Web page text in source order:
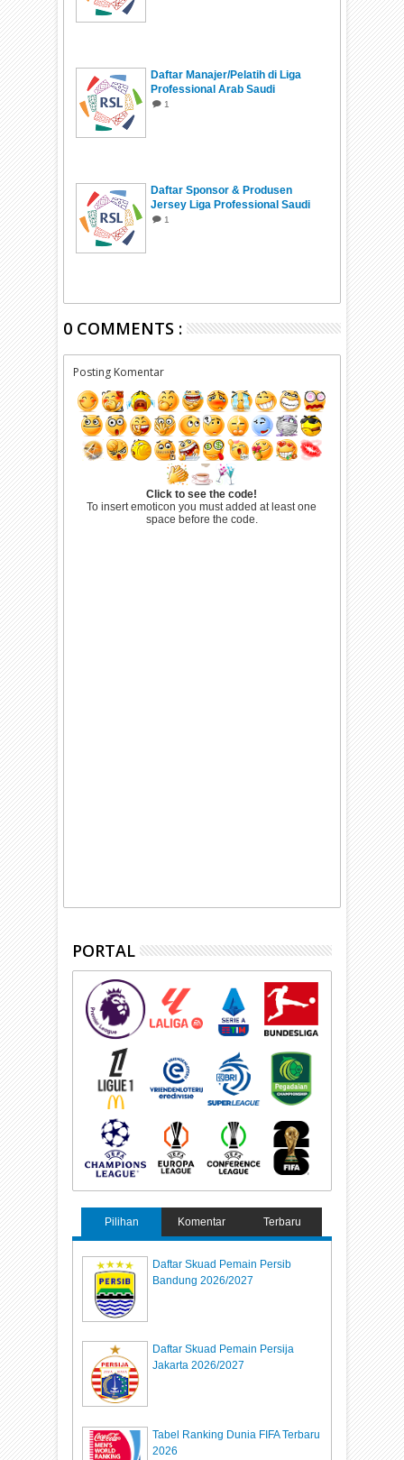
Daftar Manajer/Pelatih di Liga
Professional Arab Saudi
2026/2027
1
Daftar Sponsor & Produsen
Jersey Liga Professional Saudi
2026/2027
1
0 COMMENTS :
Posting Komentar
Click to see the code!
To insert emoticon you must added at least one
space before the code.
PORTAL
Pilihan Komentar Terbaru
Daftar Skuad Pemain Persib
Bandung 2026/2027
Daftar Skuad Pemain Persija
Jakarta 2026/2027
Tabel Ranking Dunia FIFA Terbaru
2026